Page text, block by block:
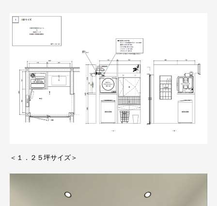
＜１．２５坪サイズ＞